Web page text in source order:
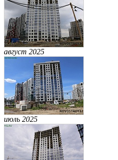
август 2025
июль 2025